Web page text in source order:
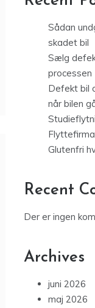
Sådan
skadet bil
Sælg
processen
Defekt bil
når bilen
Glutenfri
Recent
Der er ingen
Archives
juni 2026
maj 2026